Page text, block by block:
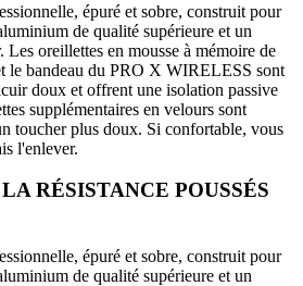
épuré et sobre, construit pour
de qualité supérieure et un
Les oreillettes en mousse à mémoire de
le bandeau du PRO X WIRELESS sont
doux et offrent une isolation passive
supplémentaires en velours sont
toucher plus doux. Si confortable, vous
l'enlever.
RÉSISTANCE POUSSÉS
épuré et sobre, construit pour
de qualité supérieure et un